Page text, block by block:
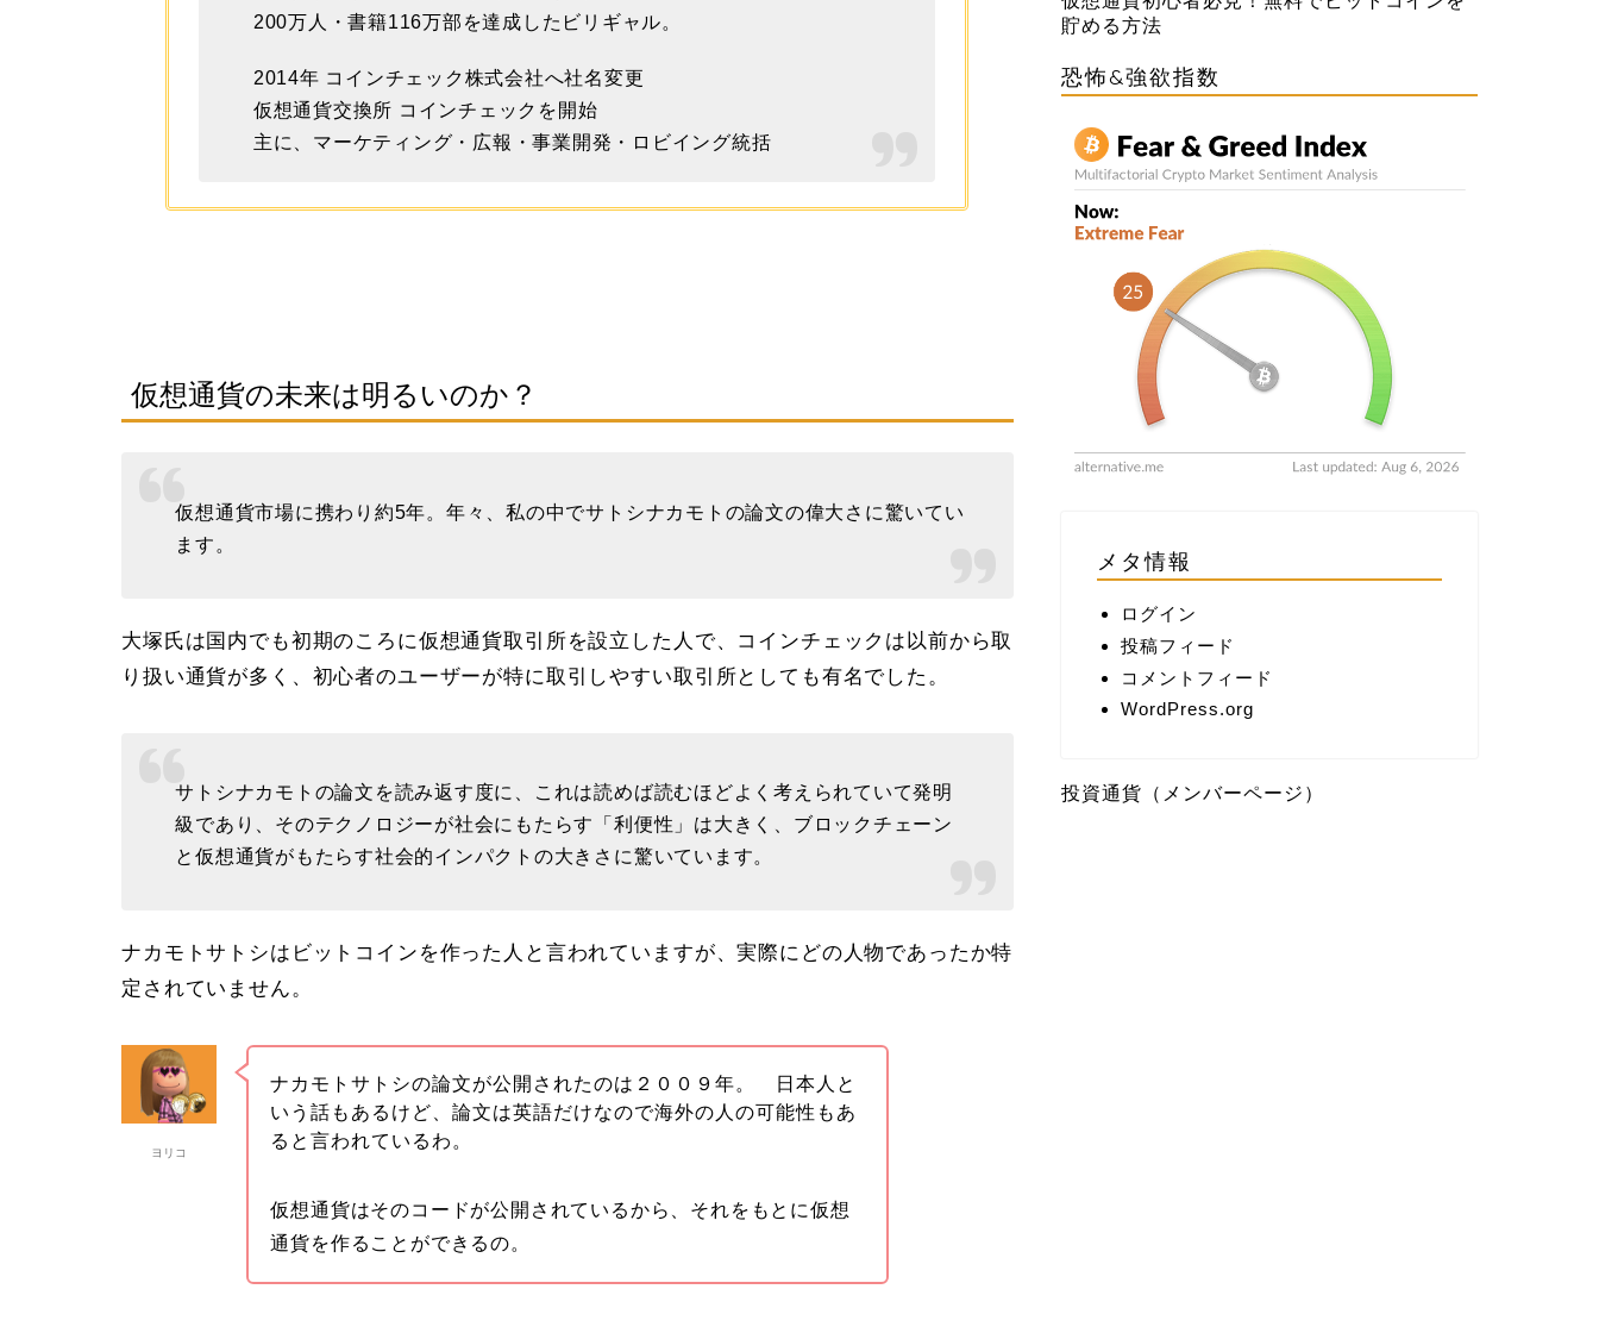
200万人・書籍116万部を達成したビリギャル。
2014年 コインチェック株式会社へ社名変更
仮想通貨交換所 コインチェックを開始
主に、マーケティング・広報・事業開発・ロビイング統括
仮想通貨の未来は明るいのか？
仮想通貨市場に携わり約5年。年々、私の中でサトシナカモトの論文の偉大さに驚いてい
ます。
大塚氏は国内でも初期のころに仮想通貨取引所を設立した人で、コインチェックは以前から取
り扱い通貨が多く、初心者のユーザーが特に取引しやすい取引所としても有名でした。
サトシナカモトの論文を読み返す度に、これは読めば読むほどよく考えられていて発明
級であり、そのテクノロジーが社会にもたらす「利便性」は大きく、ブロックチェーン
と仮想通貨がもたらす社会的インパクトの大きさに驚いています。
ナカモトサトシはビットコインを作った人と言われていますが、実際にどの人物であったか特
定されていません。
ヨリコ
ナカモトサトシの論文が公開されたのは２００９年。 日本人と
いう話もあるけど、論文は英語だけなので海外の人の可能性もあ
ると言われているわ。
仮想通貨はそのコードが公開されているから、それをもとに仮想
通貨を作ることができるの。
貯める方法
恐怖&強欲指数
メタ情報
ログイン
投稿フィード
コメントフィード
WordPress.org
投資通貨（メンバーページ）